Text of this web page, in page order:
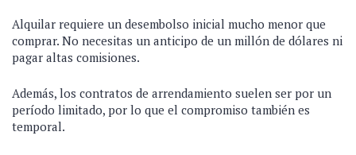
Alquilar requiere un desembolso inicial mucho menor que
comprar. No necesitas un anticipo de un millón de dólares ni
pagar altas comisiones.
Además, los contratos de arrendamiento suelen ser por un
período limitado, por lo que el compromiso también es
temporal.